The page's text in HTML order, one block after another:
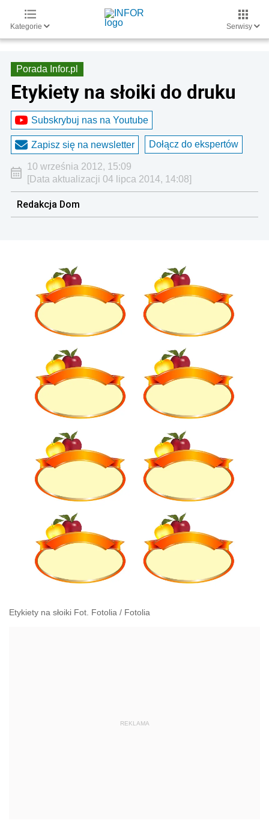
Kategorie Serwisy
Porada Infor.pl
Etykiety na słoiki do druku
Subskrybuj nas na Youtube
Zapisz się na newsletter Dołącz do ekspertów
10 września 2012, 15:09
[Data aktualizacji 04 lipca 2014, 14:08]
Redakcja Dom
Etykiety na słoiki Fot. Fotolia / Fotolia